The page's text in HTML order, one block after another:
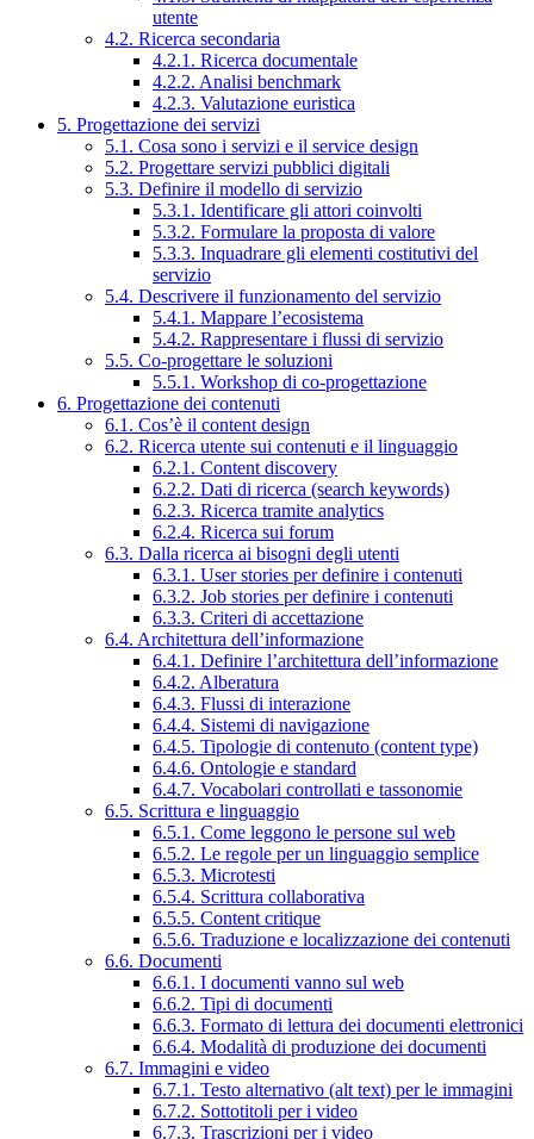
utente
4.2. Ricerca secondaria
4.2.1. Ricerca documentale
4.2.2. Analisi benchmark
4.2.3. Valutazione euristica
5. Progettazione dei servizi
5.1. Cosa sono i servizi e il service design
5.2. Progettare servizi pubblici digitali
5.3. Definire il modello di servizio
5.3.1. Identificare gli attori coinvolti
5.3.2. Formulare la proposta di valore
5.3.3. Inquadrare gli elementi costitutivi del
servizio
5.4. Descrivere il funzionamento del servizio
5.4.1. Mappare l’ecosistema
5.4.2. Rappresentare i flussi di servizio
5.5. Co-progettare le soluzioni
5.5.1. Workshop di co-progettazione
6. Progettazione dei contenuti
6.1. Cos’è il content design
6.2. Ricerca utente sui contenuti e il linguaggio
6.2.1. Content discovery
6.2.2. Dati di ricerca (search keywords)
6.2.3. Ricerca tramite analytics
6.2.4. Ricerca sui forum
6.3. Dalla ricerca ai bisogni degli utenti
6.3.1. User stories per definire i contenuti
6.3.2. Job stories per definire i contenuti
6.3.3. Criteri di accettazione
6.4. Architettura dell’informazione
6.4.1. Definire l’architettura dell’informazione
6.4.2. Alberatura
6.4.3. Flussi di interazione
6.4.4. Sistemi di navigazione
6.4.5. Tipologie di contenuto (content type)
6.4.6. Ontologie e standard
6.4.7. Vocabolari controllati e tassonomie
6.5. Scrittura e linguaggio
6.5.1. Come leggono le persone sul web
6.5.2. Le regole per un linguaggio semplice
6.5.3. Microtesti
6.5.4. Scrittura collaborativa
6.5.5. Content critique
6.5.6. Traduzione e localizzazione dei contenuti
6.6. Documenti
6.6.1. I documenti vanno sul web
6.6.2. Tipi di documenti
6.6.3. Formato di lettura dei documenti elettronici
6.6.4. Modalità di produzione dei documenti
6.7. Immagini e video
6.7.1. Testo alternativo (alt text) per le immagini
6.7.2. Sottotitoli per i video
6.7.3. Trascrizioni per i video